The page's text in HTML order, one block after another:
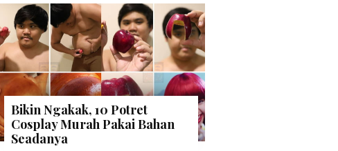
Bikin Ngakak, 10 Potret
Cosplay Murah Pakai Bahan
Seadanya